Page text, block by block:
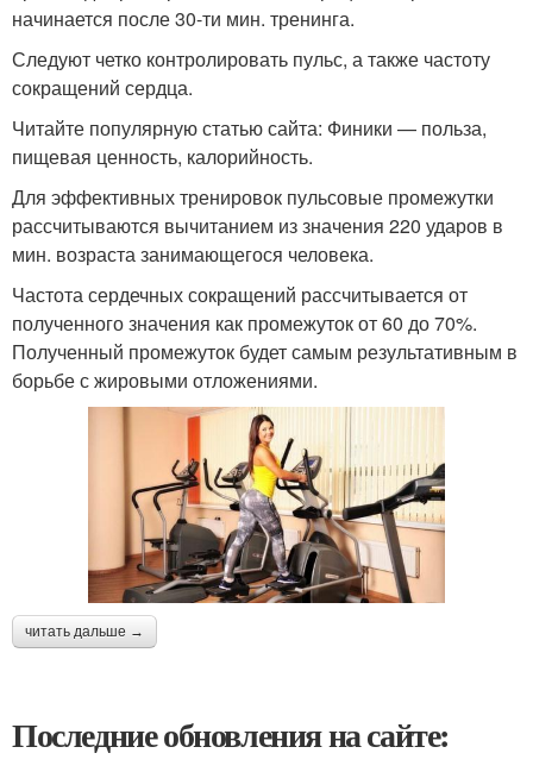
начинается после 30-ти мин. тренинга.
Следуют четко контролировать пульс, а также частоту
сокращений сердца.
Читайте популярную статью сайта: Финики — польза,
пищевая ценность, калорийность.
Для эффективных тренировок пульсовые промежутки
рассчитываются вычитанием из значения 220 ударов в
мин. возраста занимающегося человека.
Частота сердечных сокращений рассчитывается от
полученного значения как промежуток от 60 до 70%.
Полученный промежуток будет самым результативным в
борьбе с жировыми отложениями.
читать дальше →
Последние обновления на сайте: